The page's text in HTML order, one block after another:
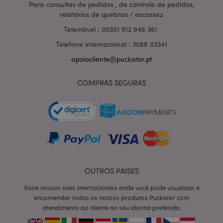
Para consultas de pedidos , de controle de pedidos,
relatórios de quebras / escassez
Telemóvel : 00351 912 946 361
Telefone internacional : 3088 03341
apoiocliente@puckator.pt
COMPRAS SEGURAS
OUTROS PAISES
Visite nossos sites internacionais onde você pode visualizar e
encomendar todos os nossos produtos Puckator com
atendimento ao cliente no seu idioma preferido.
Nome
Provider/
Domínio
CookieScriptConsent
CookieScript
mage-cache-storage-section-
Adobe Inc.
PHPSESSID
PHP.net
Política de Privacidade da
Google